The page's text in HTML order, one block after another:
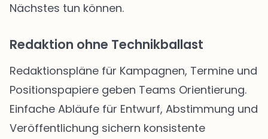
Nächstes tun können.
Redaktion ohne Technikballast
Redaktionspläne für Kampagnen, Termine und
Positionspapiere geben Teams Orientierung.
Einfache Abläufe für Entwurf, Abstimmung und
Veröffentlichung sichern konsistente